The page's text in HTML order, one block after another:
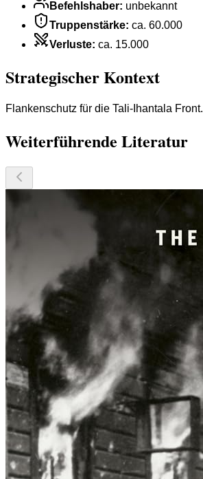
Befehlshaber: unbekannt
Truppenstärke: ca. 60.000
Verluste: ca. 15.000
Strategischer Kontext
Flankenschutz für die Tali-Ihantala Front.
Weiterführende Literatur